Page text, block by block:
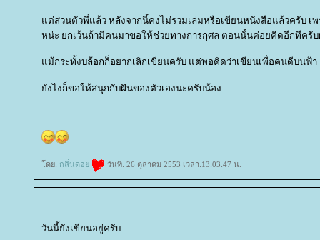
ต่ส่วนตัวพี่แล้ว หลังจากนี้คงไม่รวมเล่มหรือเขียนหนังสือแล้วครับ เพ
หน่ะ ยกเว้นถ้ามีคนมาขอให้ช่วยทางการกุศล ตอนนั้นค่อยคิดอีกทีครั
ม้กระทั้งบล้อกก็อยากเลิกเขียนครับ แต่พอคิดว่าเขียนเพื่อคนดีบนฟ้า
ังไงก็ขอให้สนุกกับฝันของตัวเองนะครับน้อง
ดย: กลิ่นดอ วันที่: 26 ตุลาคม 2553 เวลา:13:03:47 น.
วันนี้ยังเขียนอยู่ครับ